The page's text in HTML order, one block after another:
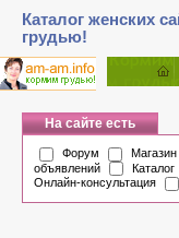
Каталог женских
грудью!
На сайте есть
Форум Магазин
объявлений
Каталог
Онлайн-консультация